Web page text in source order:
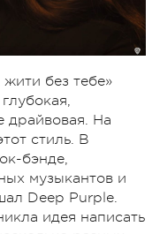
без тебе»
драйвовая. На
стиль. В
бэнде,
музыкантов и
Deep Purple.
идея написать